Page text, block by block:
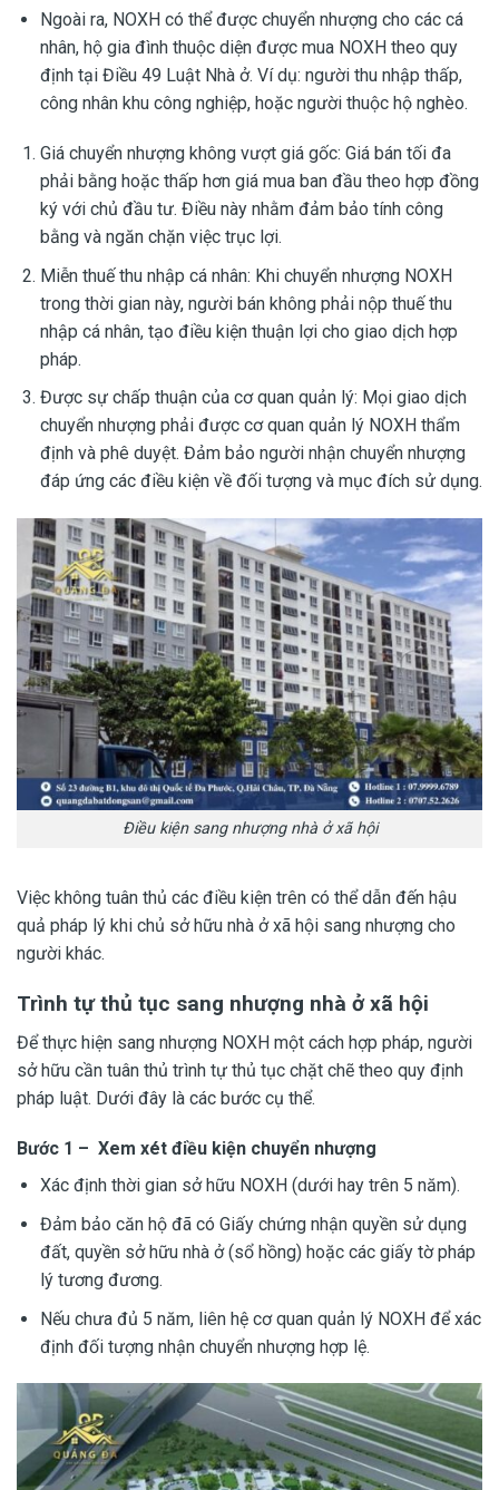
Ngoài ra, NOXH có thể được chuyển nhượng cho các cá
nhân, hộ gia đình thuộc diện được mua NOXH theo quy
định tại Điều 49 Luật Nhà ở. Ví dụ: người thu nhập thấp,
công nhân khu công nghiệp, hoặc người thuộc hộ nghèo.
Giá chuyển nhượng không vượt giá gốc: Giá bán tối đa
phải bằng hoặc thấp hơn giá mua ban đầu theo hợp đồng
ký với chủ đầu tư. Điều này nhằm đảm bảo tính công
bằng và ngăn chặn việc trục lợi.
Miễn thuế thu nhập cá nhân: Khi chuyển nhượng NOXH
trong thời gian này, người bán không phải nộp thuế thu
nhập cá nhân, tạo điều kiện thuận lợi cho giao dịch hợp
pháp.
Được sự chấp thuận của cơ quan quản lý: Mọi giao dịch
chuyển nhượng phải được cơ quan quản lý NOXH thẩm
định và phê duyệt. Đảm bảo người nhận chuyển nhượng
đáp ứng các điều kiện về đối tượng và mục đích sử dụng.
Điều kiện sang nhượng nhà ở xã hội
Việc không tuân thủ các điều kiện trên có thể dẫn đến hậu
quả pháp lý khi chủ sở hữu nhà ở xã hội sang nhượng cho
người khác.
Trình tự thủ tục sang nhượng nhà ở xã hội
Để thực hiện sang nhượng NOXH một cách hợp pháp, người
sở hữu cần tuân thủ trình tự thủ tục chặt chẽ theo quy định
pháp luật. Dưới đây là các bước cụ thể.
Bước 1 – Xem xét điều kiện chuyển nhượng
Xác định thời gian sở hữu NOXH (dưới hay trên 5 năm).
Đảm bảo căn hộ đã có Giấy chứng nhận quyền sử dụng
đất, quyền sở hữu nhà ở (sổ hồng) hoặc các giấy tờ pháp
lý tương đương.
Nếu chưa đủ 5 năm, liên hệ cơ quan quản lý NOXH để xác
định đối tượng nhận chuyển nhượng hợp lệ.